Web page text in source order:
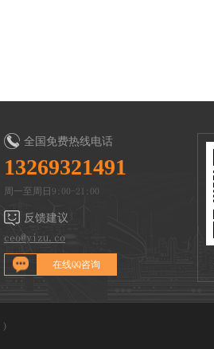
全国免费热线电话
13269321491
周一至周日9:00-21:00
反馈建议
ceo@yizu.co
在线QQ咨询
)